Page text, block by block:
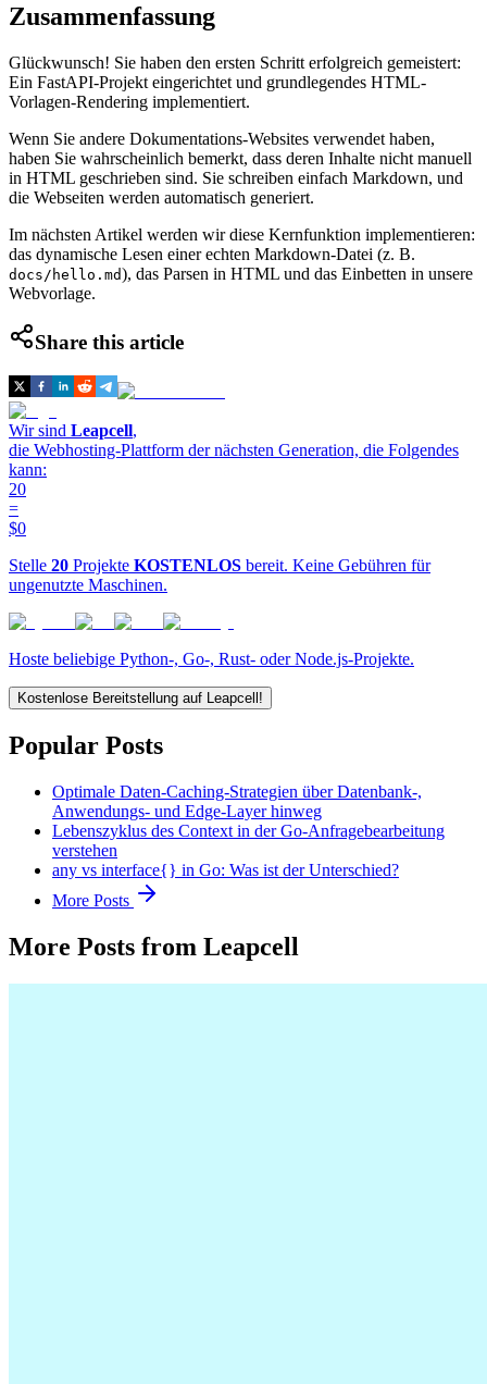
Zusammenfassung
Glückwunsch! Sie haben den ersten Schritt erfolgreich gemeistert:
Ein FastAPI-Projekt eingerichtet und grundlegendes HTML-
Vorlagen-Rendering implementiert.
Wenn Sie andere Dokumentations-Websites verwendet haben,
haben Sie wahrscheinlich bemerkt, dass deren Inhalte nicht manuell
in HTML geschrieben sind. Sie schreiben einfach Markdown, und
die Webseiten werden automatisch generiert.
Im nächsten Artikel werden wir diese Kernfunktion implementieren:
das dynamische Lesen einer echten Markdown-Datei (z. B.
docs/hello.md), das Parsen in HTML und das Einbetten in unsere
Webvorlage.
Share this article
Wir sind Leapcell,
die Webhosting-Plattform der nächsten Generation, die Folgendes
kann:
20
=
$0
Stelle 20 Projekte KOSTENLOS bereit. Keine Gebühren für
ungenutzte Maschinen.
Hoste beliebige Python-, Go-, Rust- oder Node.js-Projekte.
Kostenlose Bereitstellung auf Leapcell!
Popular Posts
Optimale Daten-Caching-Strategien über Datenbank-,
Anwendungs- und Edge-Layer hinweg
Lebenszyklus des Context in der Go-Anfragebearbeitung
verstehen
any vs interface{} in Go: Was ist der Unterschied?
More Posts
More Posts from Leapcell